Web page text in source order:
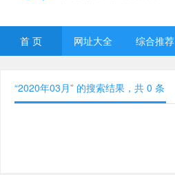
首 页 网址大全 综合推荐
“2020年03月” 的搜索结果，共 0 条